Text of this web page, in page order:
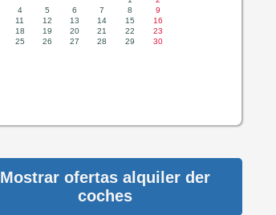
Mostrar ofertas alquiler der
coches